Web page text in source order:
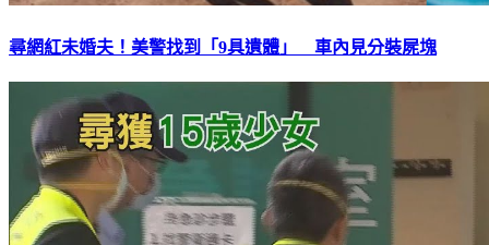
尋網紅未婚夫！美警找到「9具遺體」 車內見分裝屍塊